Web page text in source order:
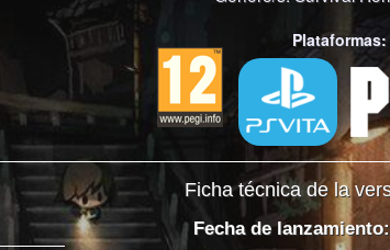
Plataformas:
Ficha técnica de la
Fecha de